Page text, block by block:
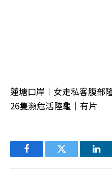
蓮塘口岸｜女走私客腹部
26隻瀕危活陸龜｜有片
FacebookTwitter